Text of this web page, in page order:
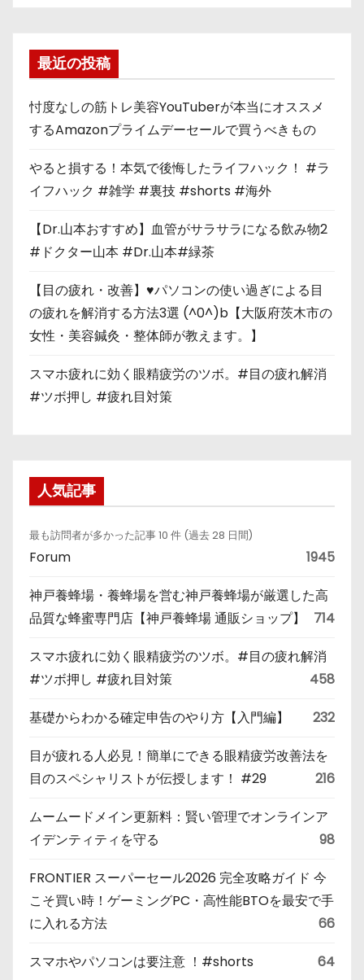
最近の投稿
忖度なしの筋トレ美容YouTuberが本当にオススメ
するAmazonプライムデーセールで買うべきもの
やると損する！本気で後悔したライフハック！ #ラ
イフハック #雑学 #裏技 #shorts #海外
【Dr.山本おすすめ】血管がサラサラになる飲み物2
#ドクター山本 #Dr.山本#緑茶
【目の疲れ・改善】♥パソコンの使い過ぎによる目
の疲れを解消する方法3選 (^0^)b【大阪府茨木市の
女性・美容鍼灸・整体師が教えます。】
スマホ疲れに効く眼精疲労のツボ。#目の疲れ解消
#ツボ押し #疲れ目対策
人気記事
最も訪問者が多かった記事 10 件 (過去 28 日間)
Forum 1945
神戸養蜂場・養蜂場を営む神戸養蜂場が厳選した高
品質な蜂蜜専門店【神戸養蜂場 通販ショップ】
714
スマホ疲れに効く眼精疲労のツボ。#目の疲れ解消
#ツボ押し #疲れ目対策
458
基礎からわかる確定申告のやり方【入門編】 232
目が疲れる人必見！簡単にできる眼精疲労改善法を
目のスペシャリストが伝授します！ #29
216
ムームードメイン更新料：賢い管理でオンラインア
イデンティティを守る
98
FRONTIER スーパーセール2026 完全攻略ガイド 今
こそ買い時！ゲーミングPC・高性能BTOを最安で手
に入れる方法
66
スマホやパソコンは要注意 ！#shorts 64